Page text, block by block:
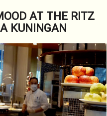
AT THE RITZ
KUNINGAN